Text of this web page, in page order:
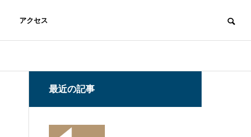
アクセス
最近の記事